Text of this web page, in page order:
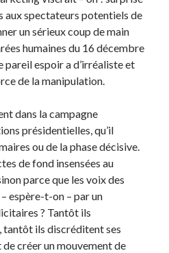
aux spectateurs potentiels de
un sérieux coup de main
humaines du 16 décembre
espoir a d’irréaliste et
de la manipulation.
dans la campagne
présidentielles, qu’il
ou de la phase décisive.
de fond insensées au
parce que les voix des
espère-t-on – par un
? Tantôt ils
ils discréditent ses
de créer un mouvement de